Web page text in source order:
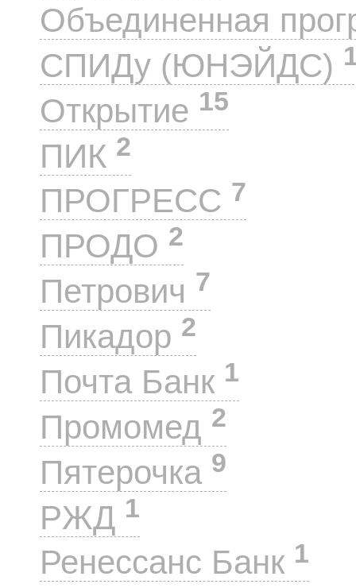
Объединенная
СПИДу (ЮНЭЙДС)
Открытие 15
ПИК 2
ПРОГРЕСС 7
ПРОДО 2
Петрович 7
Пикадор 2
Почта Банк 1
Промомед 2
Пятерочка 9
РЖД 1
Ренессанс Банк 1